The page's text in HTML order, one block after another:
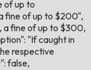
of up to
fine of up to $200",
a fine of up to $300,
"If caught in
respective
false,